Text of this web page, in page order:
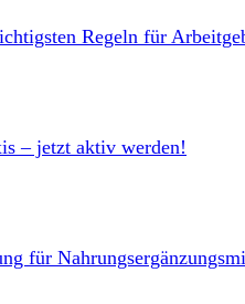
Regeln für
– jetzt aktiv werden!
für